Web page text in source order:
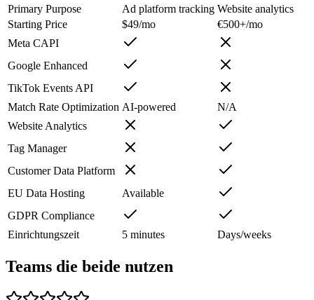
Primary Purpose
Ad platform tracking Website analytics
Starting Price
$49/mo
€500+/mo
Meta CAPI
Google Enhanced
TikTok Events API
Match Rate Optimization AI-powered
N/A
Website Analytics
Tag Manager
Customer Data Platform
EU Data Hosting
Available
GDPR Compliance
Einrichtungszeit
5 minutes Days/weeks
Teams die beide nutzen